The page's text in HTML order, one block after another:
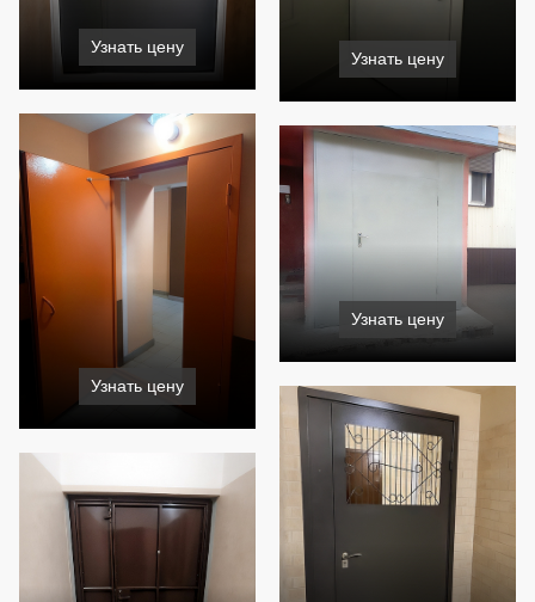
Узнать цену
Узнать цену
Узнать цену
Узнать цену